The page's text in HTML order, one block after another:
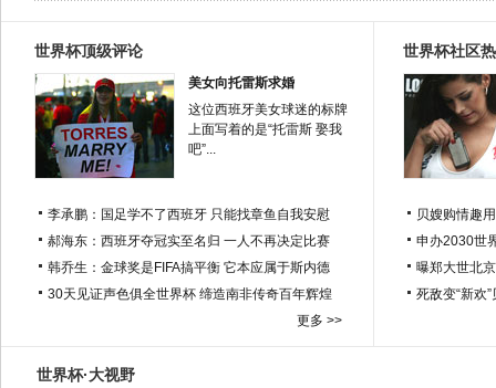
世界杯顶级评论
美女向托雷斯求婚
这位西班牙美女球迷的标牌
上面写着的是“托雷斯 娶我
吧”...
李承鹏：国足学不了西班牙 只能找章鱼自我安慰
郝海东：西班牙夺冠实至名归 一人不再决定比赛
韩乔生：金球奖是FIFA搞平衡 它本应属于斯内德
30天见证声色俱全世界杯 缔造南非传奇百年辉煌
更多 >>
世界杯社区
贝嫂购情趣
申办2030世
曝郑大世北
死敌变“新欢
世界杯·大视野